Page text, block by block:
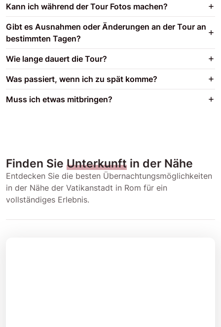
Kann ich während der Tour Fotos machen?
Gibt es Ausnahmen oder Änderungen an der Tour an
bestimmten Tagen?
Wie lange dauert die Tour?
Was passiert, wenn ich zu spät komme?
Muss ich etwas mitbringen?
Finden Sie Unterkunft in der Nähe
Entdecken Sie die besten Übernachtungsmöglichkeiten
in der Nähe der Vatikanstadt in Rom für ein
vollständiges Erlebnis.